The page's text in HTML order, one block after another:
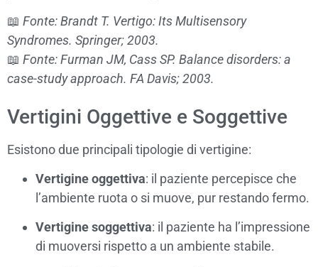
📖 Fonte: Brandt T. Vertigo: Its Multisensory
Syndromes. Springer; 2003.
📖 Fonte: Furman JM, Cass SP. Balance disorders: a
case-study approach. FA Davis; 2003.
Vertigini Oggettive e Soggettive
Esistono due principali tipologie di vertigine:
Vertigine oggettiva: il paziente percepisce che
l’ambiente ruota o si muove, pur restando fermo.
Vertigine soggettiva: il paziente ha l’impressione
di muoversi rispetto a un ambiente stabile.